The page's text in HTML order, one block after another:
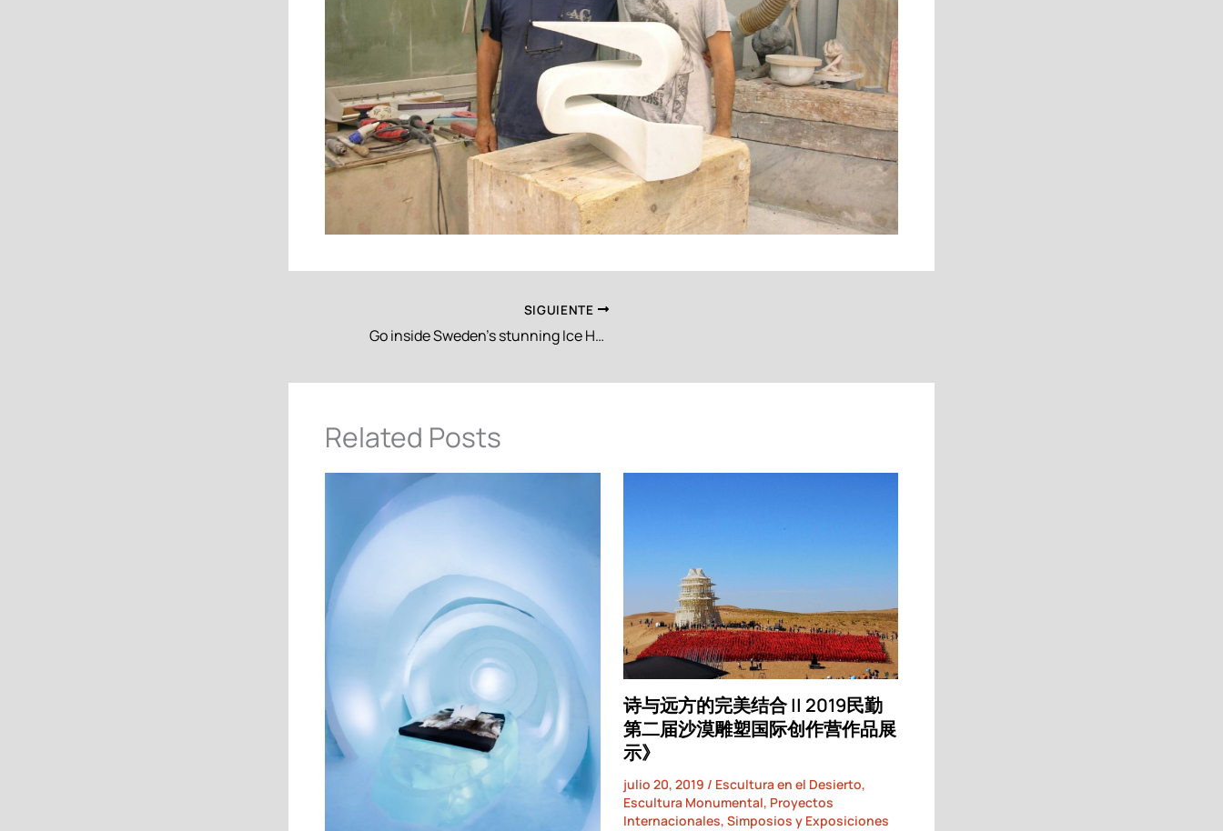
SIGUIENTE
Go inside Sweden’s stunning Ice Hotel, where each year the rooms are hand-carved out of 4,000 tons of ice
Related Posts
诗与远方的完美结合 || 2019民勤
第二届沙漠雕塑国际创作营作品展
示》
julio 20, 2019 / Escultura en el Desierto,
Escultura Monumental, Proyectos
Internacionales, Simposios y Exposiciones